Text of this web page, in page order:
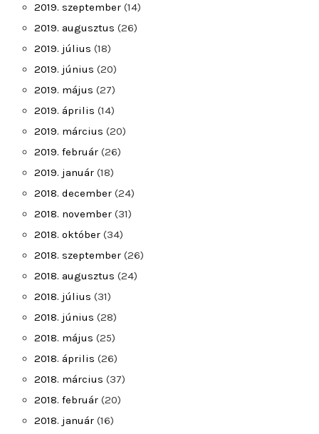
2019. szeptember (14)
2019. augusztus (26)
2019. július (18)
2019. június (20)
2019. május (27)
2019. április (14)
2019. március (20)
2019. február (26)
2019. január (18)
2018. december (24)
2018. november (31)
2018. október (34)
2018. szeptember (26)
2018. augusztus (24)
2018. július (31)
2018. június (28)
2018. május (25)
2018. április (26)
2018. március (37)
2018. február (20)
2018. január (16)